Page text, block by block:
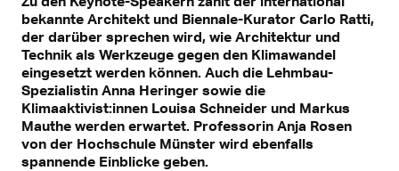
bekannte Architekt und Biennale-Kurator Carlo Ratti,
der darüber sprechen wird, wie Architektur und
Technik als Werkzeuge gegen den Klimawandel
eingesetzt werden können. Auch die Lehmbau-
Spezialistin Anna Heringer sowie die
Klimaaktivist:innen Louisa Schneider und Markus
Mauthe werden erwartet. Professorin Anja Rosen
von der Hochschule Münster wird ebenfalls
spannende Einblicke geben.